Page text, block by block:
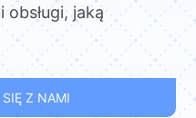
jaką
Z NAMI